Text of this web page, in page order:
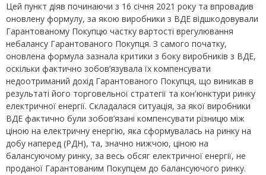
Цей пункт діяв починаючи з 16 січня 2021 року та впровадив
оновлену формулу, за якою виробники з ВДЕ відшкодовували
Гарантованому Покупцю частку вартості врегулювання
небалансу Гарантованого Покупця. З самого початку,
оновлена формула зазнала критики з боку виробників з ВДЕ,
оскільки фактично зобов’язувала їх компенсувати
недоотриманий дохід Гарантованого Покупця, що виникав в
результаті його торговельної стратегії та кон'юнктури ринку
електричної енергії. Складалася ситуація, за якої виробники
ВДЕ фактично були зобов’язані компенсувати різницю між
ціною на електричну енергію, яка сформувалась на ринку на
добу наперед (РДН), та, значно нижчою, ціною на
балансуючому ринку, за весь обсяг електричної енергії, не
проданої Гарантованим Покупцем до балансуючого ринку.